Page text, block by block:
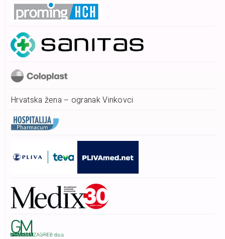
Hrvatska žena – ogranak Vinkovci